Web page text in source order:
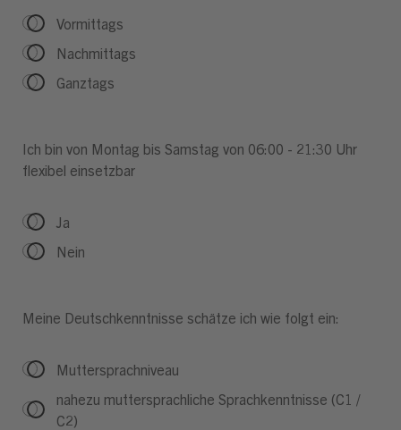
Vormittags
Nachmittags
Ganztags
Ich bin von Montag bis Samstag von 06:00 - 21:30 Uhr
flexibel einsetzbar
Ja
Nein
Meine Deutschkenntnisse schätze ich wie folgt ein:
Muttersprachniveau
nahezu muttersprachliche Sprachkenntnisse (C1 /
C2)